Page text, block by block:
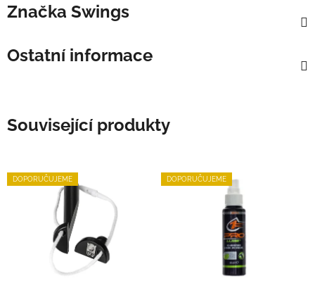
Značka Swings
Ostatní informace
Související produkty
DOPORUČUJEME DOPORUČUJEME